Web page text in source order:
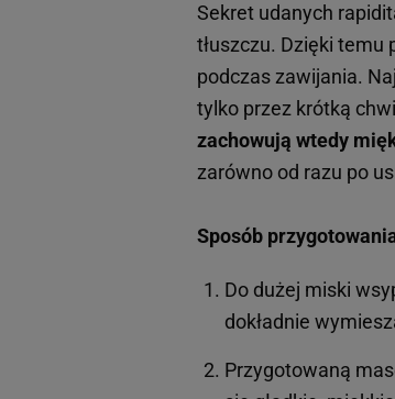
Sekret udanych
tłuszczu. Dzięki temu
podczas zawijania.
tylko przez krótką
zachowują wtedy
zarówno od razu po
Sposób
Do dużej miski
dokładnie
Przygotowaną